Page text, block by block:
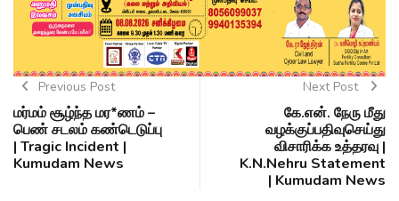
Previous Post
மர்மம் சூழ்ந்த மர*ணம் –
பெண் சடலம் கண்டெடுப்பு
| Tragic Incident |
Kumudam News
Next Post
கே.என். நேரு மீது
வழக்குப்பதிவுசெய்து
விசாரிக்க உத்தரவு |
K.N.Nehru Statement
| Kumudam News